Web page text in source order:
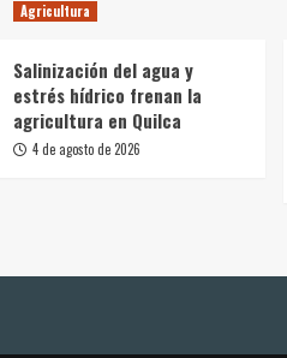
Agricultura
Salinización del agua y
estrés hídrico frenan la
agricultura en Quilca
4 de agosto de 2026